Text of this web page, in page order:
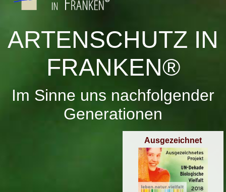
ARTENSCHUTZ IN
FRANKEN®
Im Sinne uns nachfolgender
Generationen
Ausgezeichnet